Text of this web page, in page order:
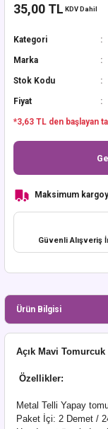
35,00 TL KDV Dahil
Kategori
Marka
Stok Kodu
Fiyat
*3,63 TL den başlayan
Maksimum
Güvenli Alışveriş
Ürün Bilgisi
Açık Mavi Tomurcuk
Özellikler:
Metal Telli Yapay
Paket İçi: 2 Demet /